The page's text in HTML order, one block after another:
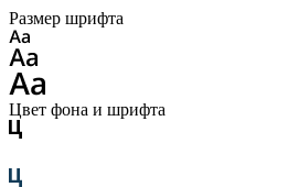
Размер шрифта
Цвет фона и шрифта